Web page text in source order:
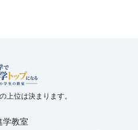
上位は決まります。
学教室